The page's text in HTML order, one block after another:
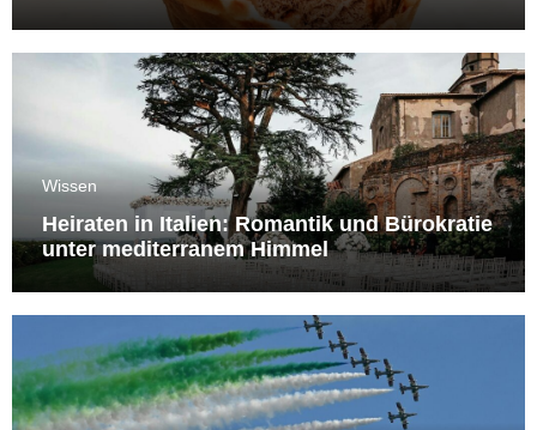
Wissen
Heiraten in Italien: Romantik und Bürokratie
unter mediterranem Himmel